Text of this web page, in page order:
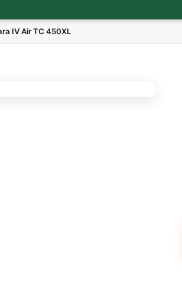
IV Air TC 450XL